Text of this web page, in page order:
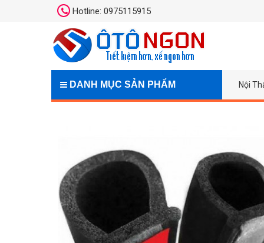
Hotline: 0975115915
DANH MỤC SẢN PHẨM Nội